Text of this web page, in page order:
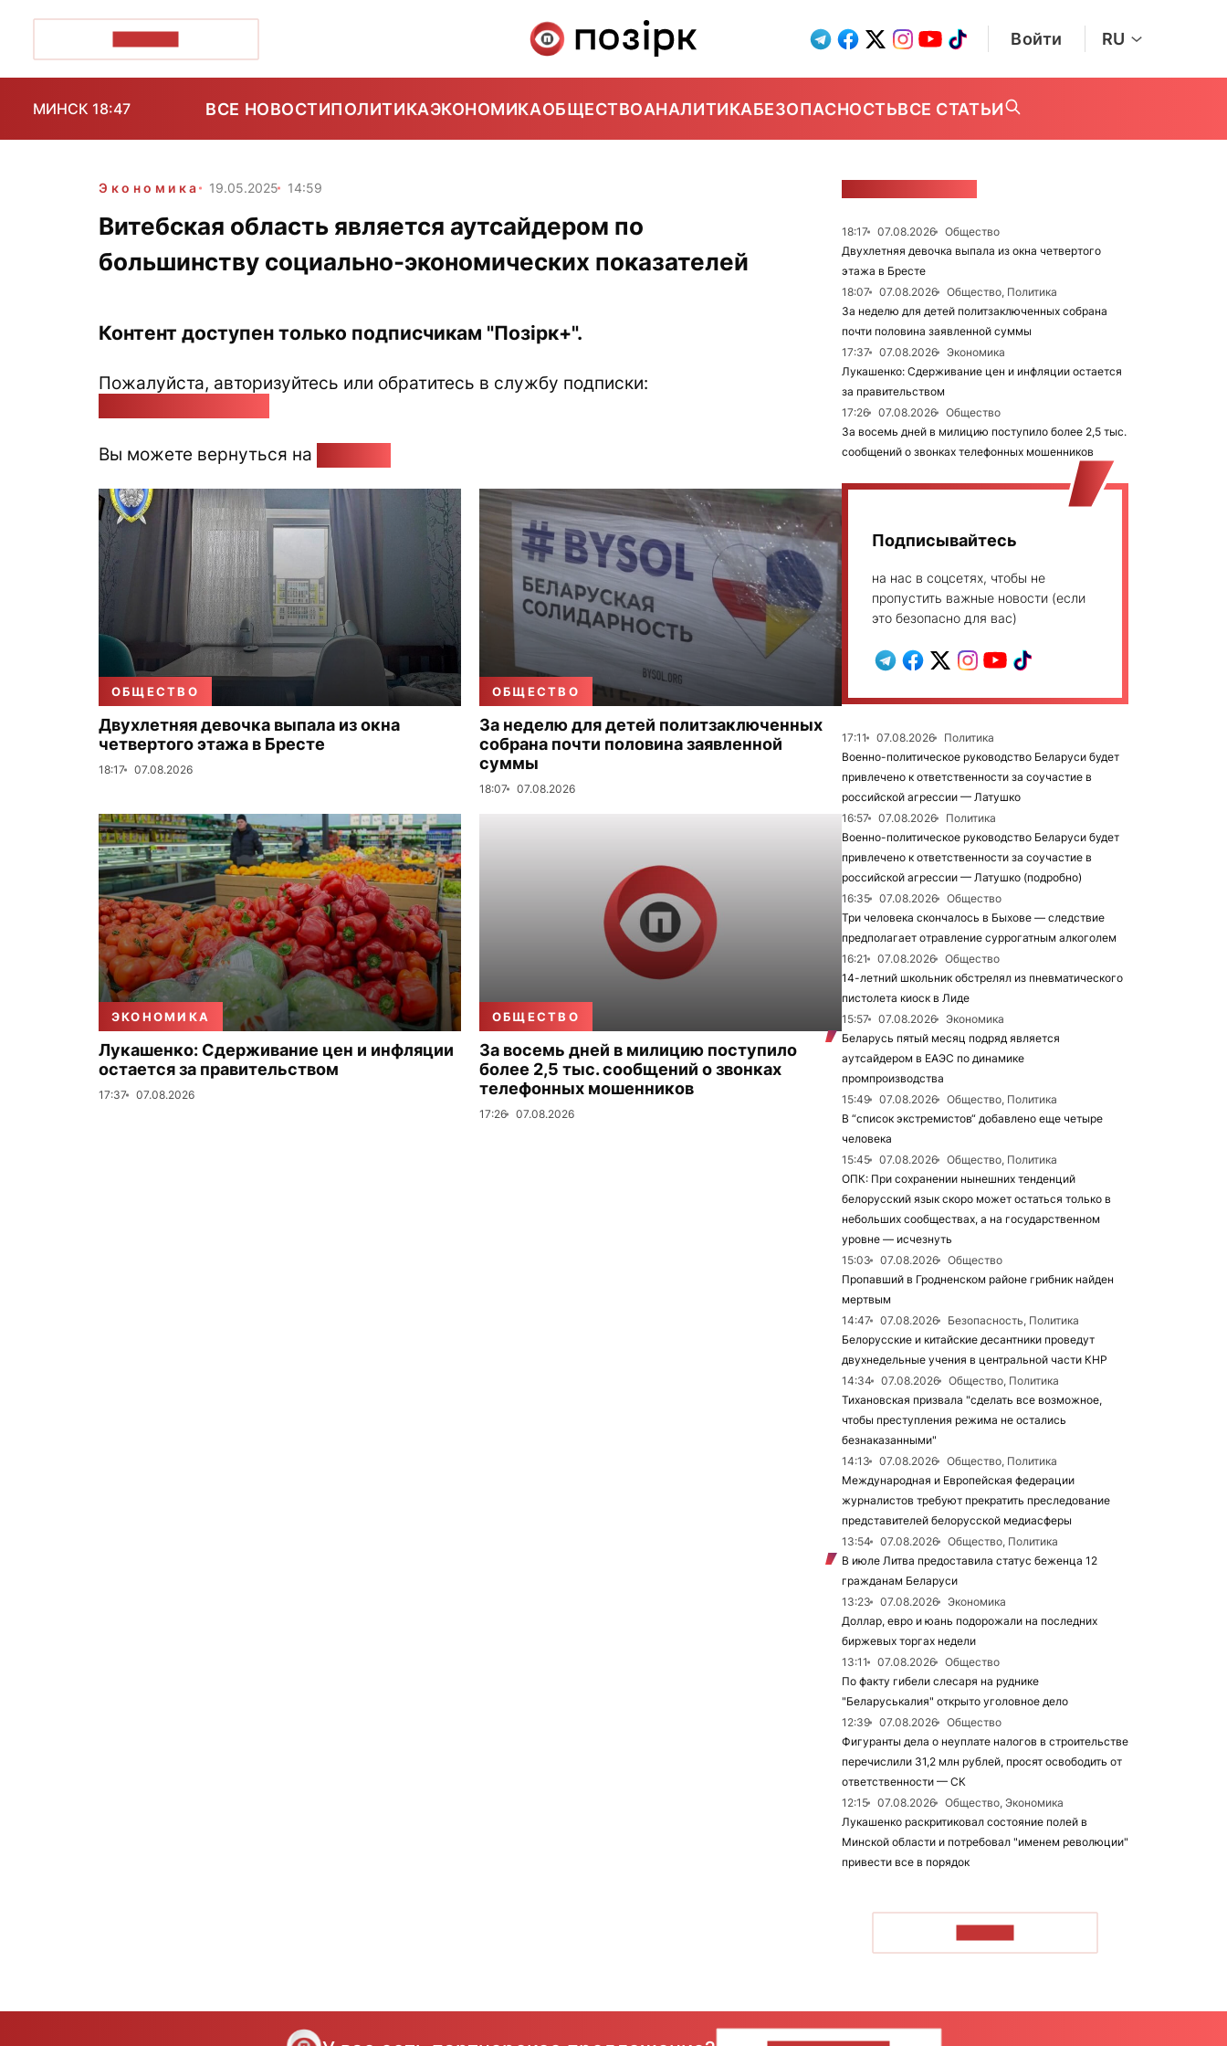
Войти RU
МИНСК 18:47 ВСЕ НОВОСТИПОЛИТИКАЭКОНОМИКАОБЩЕСТВОАНАЛИТИКАБЕЗОПАСНОСТЬВСЕ СТАТЬИ
Экономика 19.05.2025 14:59
Витебская область является аутсайдером по
большинству социально-экономических показателей
Контент доступен только подписчикам "Позірк+".
Пожалуйста, авторизуйтесь или обратитесь в службу подписки:
Вы можете вернуться на
ОБЩЕСТВО
Двухлетняя девочка выпала из окна
четвертого этажа в Бресте
18:17 07.08.2026
ОБЩЕСТВО
За неделю для детей политзаключенных
собрана почти половина заявленной
суммы
18:07 07.08.2026
ЭКОНОМИКА
Лукашенко: Сдерживание цен и инфляции
остается за правительством
17:37 07.08.2026
ОБЩЕСТВО
За восемь дней в милицию поступило
более 2,5 тыс. сообщений о звонках
телефонных мошенников
17:26 07.08.2026
18:17 07.08.2026
Общество
Двухлетняя девочка выпала из окна четвертого
этажа в Бресте
18:07
07.08.2026
Общество, Политика
За неделю для детей политзаключенных собрана
почти половина заявленной суммы
17:37
07.08.2026
Экономика
Лукашенко: Сдерживание цен и инфляции остается
за правительством
17:26
07.08.2026
Общество
За восемь дней в милицию поступило более 2,5 тыс.
сообщений о звонках телефонных мошенников
Подписывайтесь
на нас в соцсетях, чтобы не
пропустить важные новости (если
это безопасно для вас)
17:11 07.08.2026
Политика
Военно-политическое руководство Беларуси будет
привлечено к ответственности за соучастие в
российской агрессии — Латушко
16:57
07.08.2026
Политика
Военно-политическое руководство Беларуси будет
привлечено к ответственности за соучастие в
российской агрессии — Латушко (подробно)
16:35
07.08.2026
Общество
Три человека скончалось в Быхове — следствие
предполагает отравление суррогатным алкоголем
16:21
07.08.2026
Общество
14-летний школьник обстрелял из пневматического
пистолета киоск в Лиде
15:57
07.08.2026
Экономика
Беларусь пятый месяц подряд является
аутсайдером в ЕАЭС по динамике
промпроизводства
15:49
07.08.2026
Общество, Политика
В “список экстремистов“ добавлено еще четыре
человека
15:45
07.08.2026
Общество, Политика
ОПК: При сохранении нынешних тенденций
белорусский язык скоро может остаться только в
небольших сообществах, а на государственном
уровне — исчезнуть
15:03
07.08.2026
Общество
Пропавший в Гродненском районе грибник найден
мертвым
14:47
07.08.2026
Безопасность, Политика
Белорусские и китайские десантники проведут
двухнедельные учения в центральной части КНР
14:34
07.08.2026
Общество, Политика
Тихановская призвала "сделать все возможное,
чтобы преступления режима не остались
безнаказанными"
14:13
07.08.2026
Общество, Политика
Международная и Европейская федерации
журналистов требуют прекратить преследование
представителей белорусской медиасферы
13:54
07.08.2026
Общество, Политика
В июле Литва предоставила статус беженца 12
гражданам Беларуси
13:23
07.08.2026
Экономика
Доллар, евро и юань подорожали на последних
биржевых торгах недели
13:11
07.08.2026
Общество
По факту гибели слесаря на руднике
"Беларуськалия" открыто уголовное дело
12:39
07.08.2026
Общество
Фигуранты дела о неуплате налогов в строительстве
перечислили 31,2 млн рублей, просят освободить от
ответственности — СК
12:15
07.08.2026
Общество, Экономика
Лукашенко раскритиковал состояние полей в
Минской области и потребовал "именем революции"
привести все в порядок